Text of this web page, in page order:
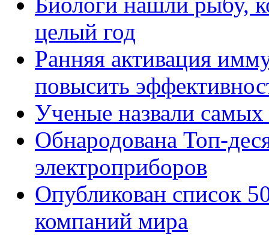
целый год
Ранняя активация
повысить
Ученые назвали
Обнародована Топ-
электроприборов
Опубликован список
компаний мира